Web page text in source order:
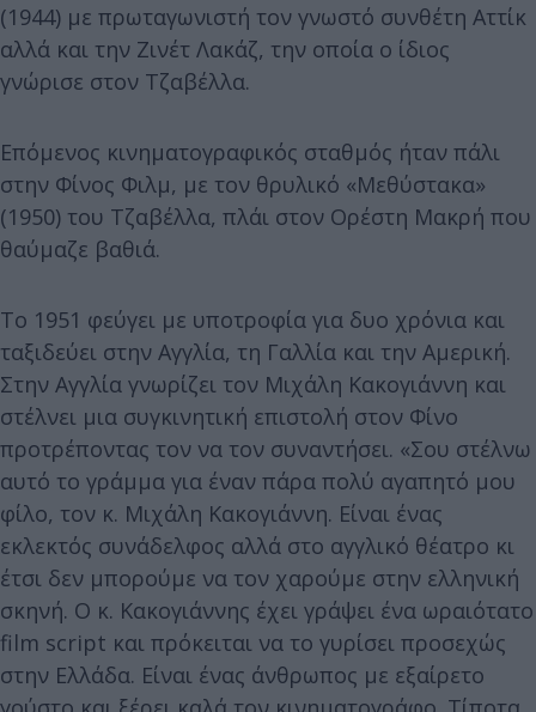
(1944) με πρωταγωνιστή τον γνωστό συνθέτη Αττίκ
αλλά και την Ζινέτ Λακάζ, την οποία ο ίδιος
γνώρισε στον Τζαβέλλα.
Επόμενος κινηματογραφικός σταθμός ήταν πάλι
στην Φίνος Φιλμ, με τον θρυλικό «Μεθύστακα»
(1950) του Τζαβέλλα, πλάι στον Ορέστη Μακρή που
θαύμαζε βαθιά.
Το 1951 φεύγει με υποτροφία για δυο χρόνια και
ταξιδεύει στην Αγγλία, τη Γαλλία και την Αμερική.
Στην Αγγλία γνωρίζει τον Μιχάλη Κακογιάννη και
στέλνει μια συγκινητική επιστολή στον Φίνο
προτρέποντας τον να τον συναντήσει. «Σου στέλνω
αυτό το γράμμα για έναν πάρα πολύ αγαπητό μου
φίλο, τον κ. Μιχάλη Κακογιάννη. Είναι ένας
εκλεκτός συνάδελφος αλλά στο αγγλικό θέατρο κι
έτσι δεν μπορούμε να τον χαρούμε στην ελληνική
σκηνή. Ο κ. Κακογιάννης έχει γράψει ένα ωραιότατο
film script και πρόκειται να το γυρίσει προσεχώς
στην Ελλάδα. Είναι ένας άνθρωπος με εξαίρετο